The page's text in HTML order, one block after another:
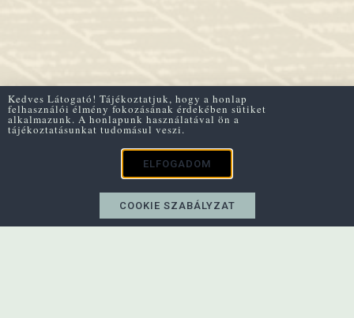
Kedves Látogató! Tájékoztatjuk, hogy a honlap
felhasználói élmény fokozásának érdekében sütiket
alkalmazunk. A honlapunk használatával ön a
tájékoztatásunkat tudomásul veszi.
ELFOGADOM
COOKIE SZABÁLYZAT